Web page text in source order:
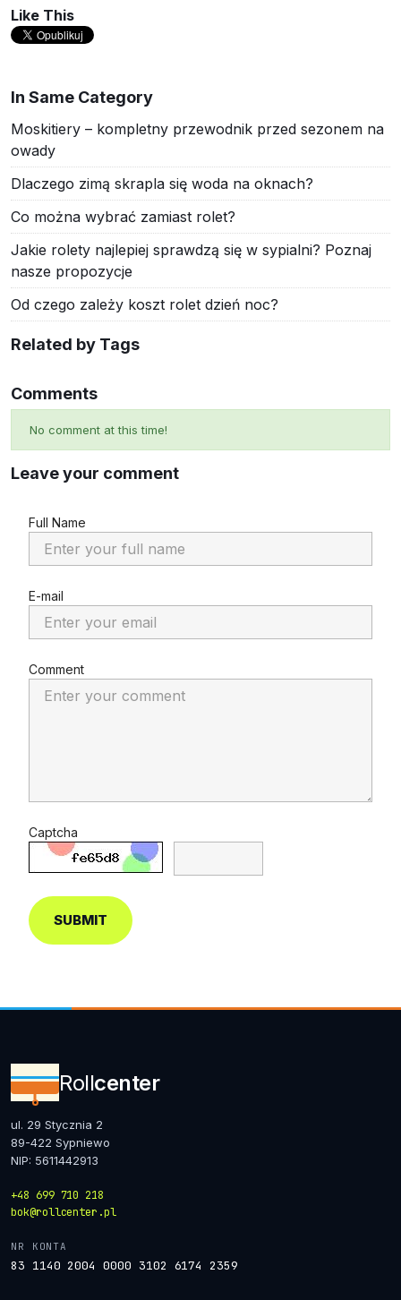
Like This
In Same Category
Moskitiery – kompletny przewodnik przed sezonem na
owady
Dlaczego zimą skrapla się woda na oknach?
Co można wybrać zamiast rolet?
Jakie rolety najlepiej sprawdzą się w sypialni? Poznaj
nasze propozycje
Od czego zależy koszt rolet dzień noc?
Related by Tags
Comments
No comment at this time!
Leave your comment
Full Name
E-mail
Comment
Captcha
SUBMIT
Rollcenter
ul. 29 Stycznia 2
89-422 Sypniewo
NIP: 5611442913
+48 699 710 218
bok@rollcenter.pl
NR KONTA
83 1140 2004 0000 3102 6174 2359